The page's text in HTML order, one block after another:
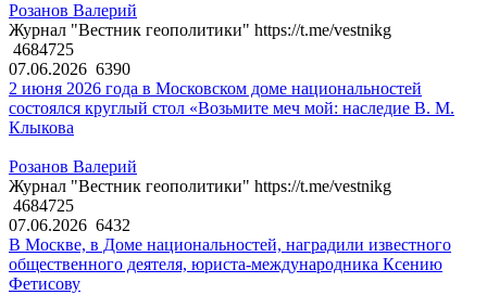
Розанов Валерий
Журнал "Вестник геополитики" https://t.me/vestnikg
4684725
07.06.2026 6390
2 июня 2026 года в Московском доме национальностей
состоялся круглый стол «Возьмите меч мой: наследие В. М.
Клыкова
Розанов Валерий
Журнал "Вестник геополитики" https://t.me/vestnikg
4684725
07.06.2026 6432
В Москве, в Доме национальностей, наградили известного
общественного деятеля, юриста-международника Ксению
Фетисову